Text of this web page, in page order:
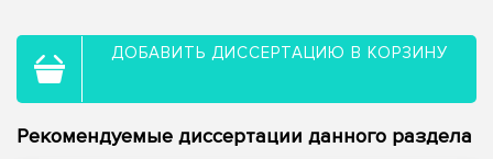
ДОБАВИТЬ ДИССЕРТАЦИЮ В КОРЗИНУ
Рекомендуемые диссертации данного раздела